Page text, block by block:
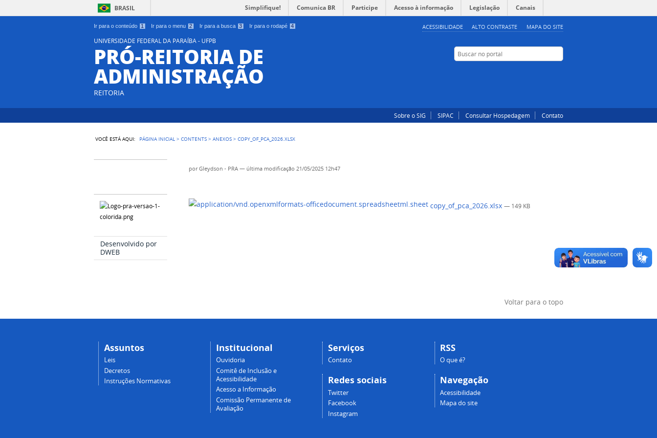
Ir para o conteúdo 1 Ir para o menu 2 Ir para a busca 3 Ir para o rodapé 4 ACESSIBILIDADE ALTO CONTRASTE MAPA DO SITE
BRASIL Simplifique! Comunica BR Participe Acesso à informação Legislação Canais
UNIVERSIDADE FEDERAL DA PARAÍBA - UFPB
PRÓ-REITORIA DE
ADMINISTRAÇÃO
REITORIA
Buscar no portal
Sobre o SIG SIPAC Consultar Hospedagem Contato
VOCÊ ESTÁ AQUI: PÁGINA INICIAL >CONTENTS >ANEXOS >COPY_OF_PCA_2026.XLSX
Desenvolvido por
DWEB
porGleydson - PRA — última modificação 21/05/2025 12h47
copy_of_pca_2026.xlsx— 149 KB
Voltar para o topo
Assuntos
Leis
Decretos
Instruções Normativas
Institucional
Ouvidoria
Comitê de Inclusão e
Acessibilidade
Acesso a Informação
Comissão Permanente de
Avaliação
Serviços
Contato
Redes sociais
Twitter
Facebook
Instagram
RSS
O que é?
Navegação
Acessibilidade
Mapa do site